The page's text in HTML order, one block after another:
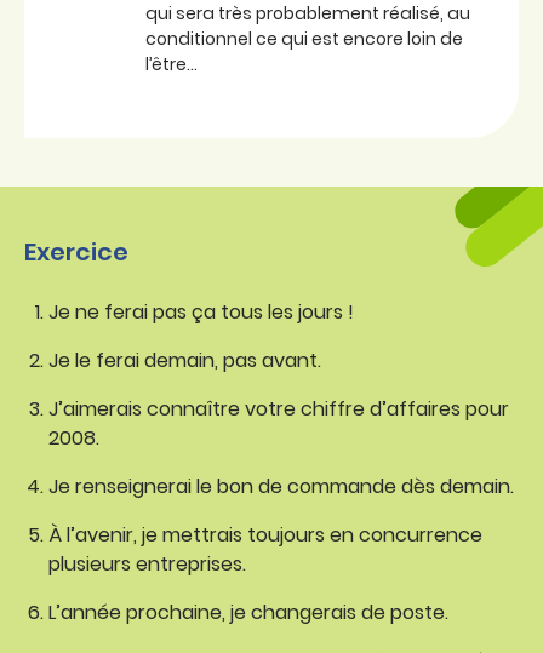
qui sera très probablement réalisé, au
conditionnel ce qui est encore loin de
l’être…
Exercice
Je ne ferai pas ça tous les jours !
Je le ferai demain, pas avant.
J’aimerais connaître votre chiffre d’affaires pour
2008.
Je renseignerai le bon de commande dès demain.
À l’avenir, je mettrais toujours en concurrence
plusieurs entreprises.
L’année prochaine, je changerais de poste.